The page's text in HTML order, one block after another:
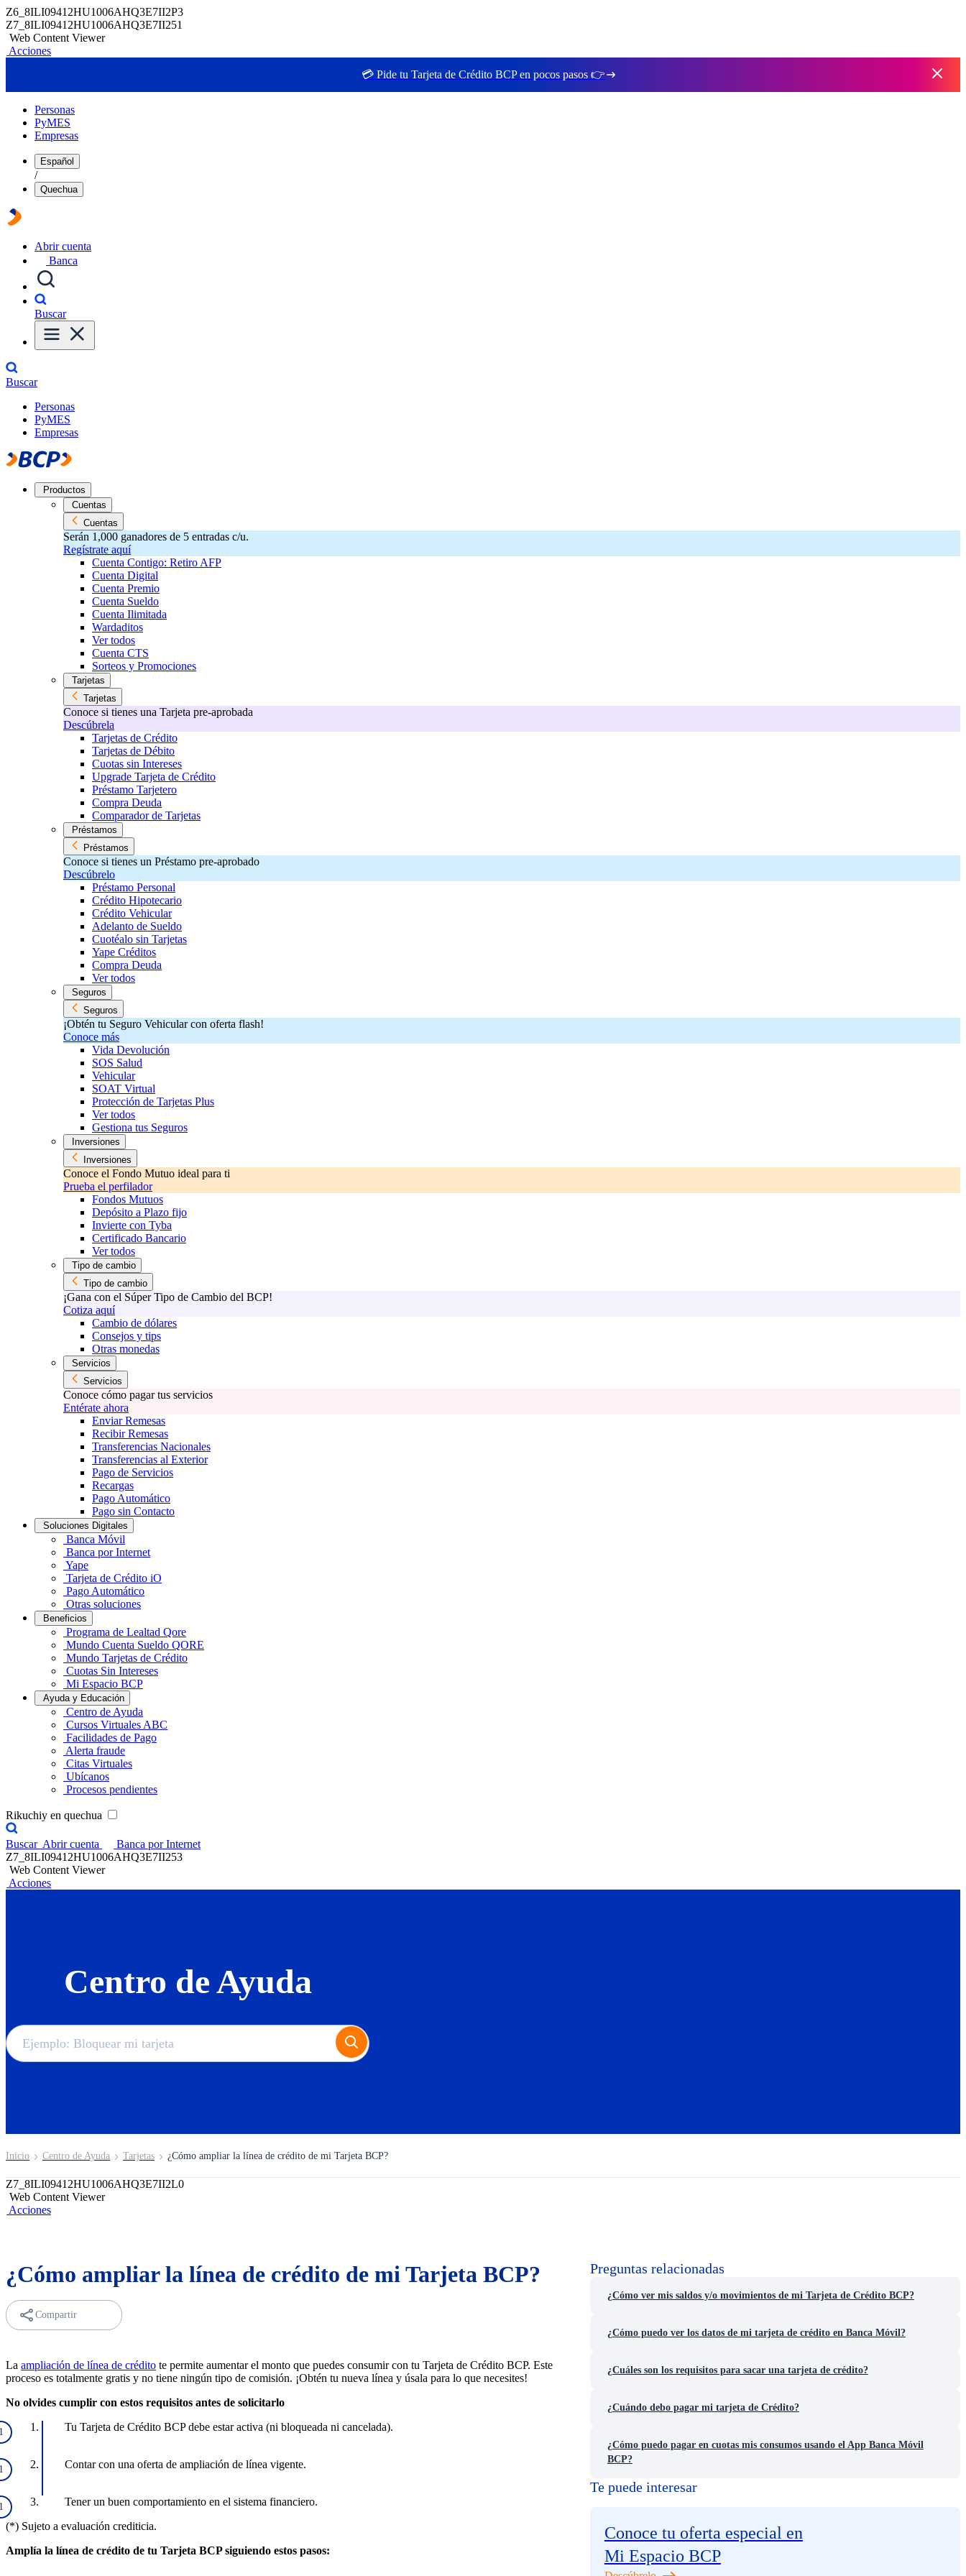
Z6_8ILI09412HU1006AHQ3E7II2P3
Z7_8ILI09412HU1006AHQ3E7II251
Web Content Viewer
Acciones
💳 Pide tu Tarjeta de Crédito BCP en pocos pasos 👉
Personas
PyMES
Empresas
Español
/
Quechua
Abrir cuenta
Banca
Buscar
Buscar
Personas
PyMES
Empresas
Productos
Cuentas
Cuentas
Serán 1,000 ganadores de 5 entradas c/u.
Regístrate aquí
Cuenta Contigo: Retiro AFP
Cuenta Digital
Cuenta Premio
Cuenta Sueldo
Cuenta Ilimitada
Wardaditos
Ver todos
Cuenta CTS
Sorteos y Promociones
Tarjetas
Tarjetas
Conoce si tienes una Tarjeta pre-aprobada
Descúbrela
Tarjetas de Crédito
Tarjetas de Débito
Cuotas sin Intereses
Upgrade Tarjeta de Crédito
Préstamo Tarjetero
Compra Deuda
Comparador de Tarjetas
Préstamos
Préstamos
Conoce si tienes un Préstamo pre-aprobado
Descúbrelo
Préstamo Personal
Crédito Hipotecario
Crédito Vehicular
Adelanto de Sueldo
Cuotéalo sin Tarjetas
Yape Créditos
Compra Deuda
Ver todos
Seguros
Seguros
¡Obtén tu Seguro Vehicular con oferta flash!
Conoce más
Vida Devolución
SOS Salud
Vehicular
SOAT Virtual
Protección de Tarjetas Plus
Ver todos
Gestiona tus Seguros
Inversiones
Inversiones
Conoce el Fondo Mutuo ideal para ti
Prueba el perfilador
Fondos Mutuos
Depósito a Plazo fijo
Invierte con Tyba
Certificado Bancario
Ver todos
Tipo de cambio
Tipo de cambio
¡Gana con el Súper Tipo de Cambio del BCP!
Cotiza aquí
Cambio de dólares
Consejos y tips
Otras monedas
Servicios
Servicios
Conoce cómo pagar tus servicios
Entérate ahora
Enviar Remesas
Recibir Remesas
Transferencias Nacionales
Transferencias al Exterior
Pago de Servicios
Recargas
Pago Automático
Pago sin Contacto
Soluciones Digitales
Banca Móvil
Banca por Internet
Yape
Tarjeta de Crédito iO
Pago Automático
Otras soluciones
Beneficios
Programa de Lealtad Qore
Mundo Cuenta Sueldo QORE
Mundo Tarjetas de Crédito
Cuotas Sin Intereses
Mi Espacio BCP
Ayuda y Educación
Centro de Ayuda
Cursos Virtuales ABC
Facilidades de Pago
Alerta fraude
Citas Virtuales
Ubícanos
Procesos pendientes
Rikuchiy en quechua
Buscar Abrir cuenta
Banca por Internet
Z7_8ILI09412HU1006AHQ3E7II253
Web Content Viewer
Acciones
Centro de Ayuda
Inicio Centro de Ayuda Tarjetas ¿Cómo ampliar la línea de crédito de mi Tarjeta BCP?
Z7_8ILI09412HU1006AHQ3E7II2L0
Web Content Viewer
Acciones
¿Cómo ampliar la línea de crédito de mi Tarjeta BCP?
Compartir
La ampliación de línea de crédito te permite aumentar el monto que puedes consumir con tu Tarjeta de Crédito BCP. Este
proceso es totalmente gratis y no tiene ningún tipo de comisión. ¡Obtén tu nueva línea y úsala para lo que necesites!
No olvides cumplir con estos requisitos antes de solicitarlo
Tu Tarjeta de Crédito BCP debe estar activa (ni bloqueada ni cancelada).
Contar con una oferta de ampliación de línea vigente.
Tener un buen comportamiento en el sistema financiero.
(*) Sujeto a evaluación crediticia.
Amplía la línea de crédito de tu Tarjeta BCP siguiendo estos pasos:
Preguntas relacionadas
¿Cómo ver mis saldos y/o movimientos de mi Tarjeta de Crédito BCP?
¿Cómo puedo ver los datos de mi tarjeta de crédito en Banca Móvil?
¿Cuáles son los requisitos para sacar una tarjeta de crédito?
¿Cuándo debo pagar mi tarjeta de Crédito?
¿Cómo puedo pagar en cuotas mis consumos usando el App Banca Móvil
BCP?
Te puede interesar
Conoce tu oferta especial en
Mi Espacio BCP